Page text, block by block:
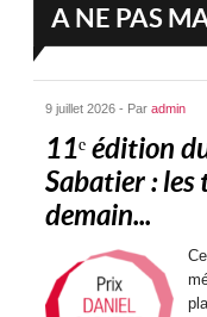
A NE PAS
9 juillet 2026 - Paradmin
11ᵉ édition
Sabatier : les
demain...